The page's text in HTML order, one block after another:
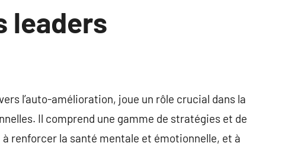
leaders
l’auto-amélioration, joue un rôle crucial dans la
Il comprend une gamme de stratégies et de
renforcer la santé mentale et émotionnelle, et à